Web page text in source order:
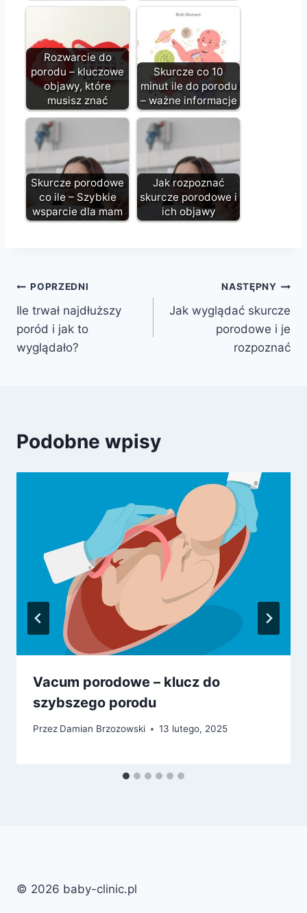
Rozwarcie do
porodu – kluczowe
objawy, które
musisz znać
Skurcze co 10
minut ile do porodu
– ważne informacje
Skurcze porodowe
co ile – Szybkie
wsparcie dla mam
Jak rozpoznać
skurcze porodowe i
ich objawy
Nawigacja
wpisu
POPRZEDNI
Ile trwał najdłuższy
poród i jak to
wyglądało?
NASTĘPNY
Jak wyglądać skurcze
porodowe i je
rozpoznać
Podobne wpisy
Vacum porodowe – klucz do
szybszego porodu
Przez Damian Brzozowski 13 lutego, 2025
© 2026 baby-clinic.pl